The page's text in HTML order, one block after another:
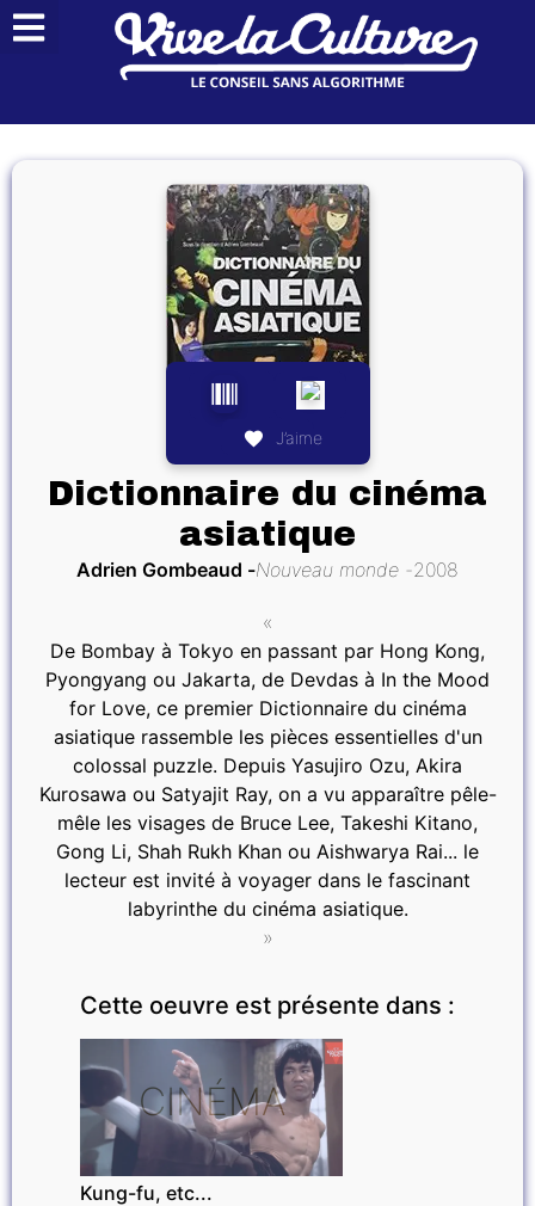
J’aime
Dictionnaire du cinéma
asiatique
Adrien Gombeaud Nouveau monde 2008
«
De Bombay à Tokyo en passant par Hong Kong,
Pyongyang ou Jakarta, de Devdas à In the Mood
for Love, ce premier Dictionnaire du cinéma
asiatique rassemble les pièces essentielles d'un
colossal puzzle. Depuis Yasujiro Ozu, Akira
Kurosawa ou Satyajit Ray, on a vu apparaître pêle-
mêle les visages de Bruce Lee, Takeshi Kitano,
Gong Li, Shah Rukh Khan ou Aishwarya Rai... le
lecteur est invité à voyager dans le fascinant
labyrinthe du cinéma asiatique.
»
Cette oeuvre est présente dans :
CINÉMA
Kung-fu, etc...